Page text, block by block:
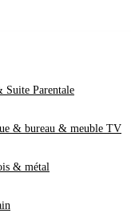
Suite Parentale
& bureau & meuble TV
& métal